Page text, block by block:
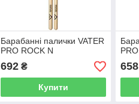
Барабанні палички VATER
PRO ROCK N
692₴
Купити
658